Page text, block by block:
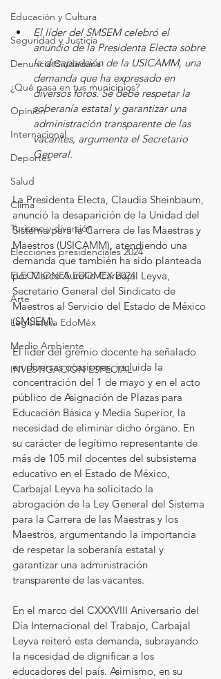
Educación y Cultura
Seguridad y Justicia
Denuncia Ciudadana
¿Qué pasa en tus municipios?
Opinión
Internacional
Deportes
Salud
Clima
Turismo y diversión
Elecciones presidenciales 2024
ELECCIONES EDOMEX 2024
Arte
Legislatura EdoMéx
Medio Ambiente
INVESTIGACIÓN ESPECIAL
El líder del SMSEM celebró el
anuncio de la Presidenta Electa sobre
la desaparición de la USICAMM, una
demanda que ha expresado en
diversos foros. Se debe respetar la
soberanía estatal y garantizar una
administración transparente de las
vacantes, argumenta el Secretario
General.
La Presidenta Electa, Claudia Sheinbaum,
anunció la desaparición de la Unidad del
Sistema para la Carrera de las Maestras y
Maestros (USICAMM), atendiendo una
demanda que también ha sido planteada
por Marco Aurelio Carbajal Leyva,
Secretario General del Sindicato de
Maestros al Servicio del Estado de México
(SMSEM).
El líder del gremio docente ha señalado
en diversas ocasiones, incluida la
concentración del 1 de mayo y en el acto
público de Asignación de Plazas para
Educación Básica y Media Superior, la
necesidad de eliminar dicho órgano. En
su carácter de legítimo representante de
más de 105 mil docentes del subsistema
educativo en el Estado de México,
Carbajal Leyva ha solicitado la
abrogación de la Ley General del Sistema
para la Carrera de las Maestras y los
Maestros, argumentando la importancia
de respetar la soberanía estatal y
garantizar una administración
transparente de las vacantes.
En el marco del CXXXVIII Aniversario del
Día Internacional del Trabajo, Carbajal
Leyva reiteró esta demanda, subrayando
la necesidad de dignificar a los
educadores del país. Asimismo, en su